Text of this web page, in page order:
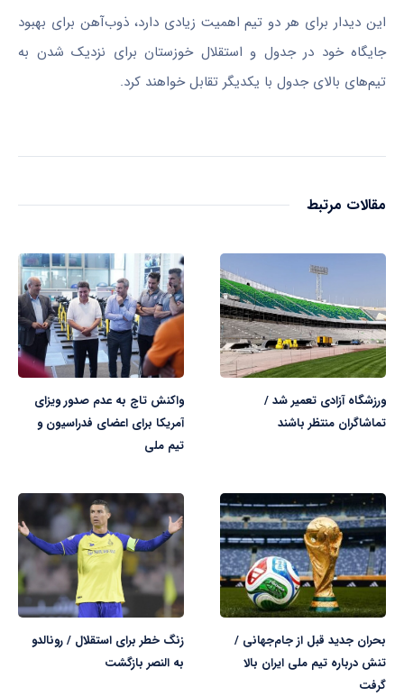
این دیدار برای هر دو تیم اهمیت زیادی دارد، ذوب‌آهن برای بهبود
جایگاه خود در جدول و استقلال خوزستان برای نزدیک شدن به
تیم‌های بالای جدول با یکدیگر تقابل خواهند کرد.
مقالات مرتبط
ورزشگاه آزادی تعمیر شد /
تماشاگران منتظر باشند
واکنش تاج به عدم صدور ویزای
آمریکا برای اعضای فدراسیون و
تیم ملی
بحران جدید قبل از جام‌جهانی /
تنش درباره تیم ملی ایران بالا
گرفت
زنگ خطر برای استقلال / رونالدو
به النصر بازگشت